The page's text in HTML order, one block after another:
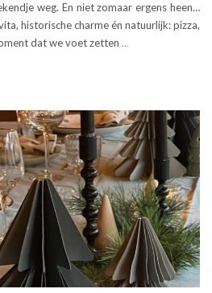
weg. En niet zomaar ergens heen…
historische charme én natuurlijk: pizza,
dat we voet zetten …